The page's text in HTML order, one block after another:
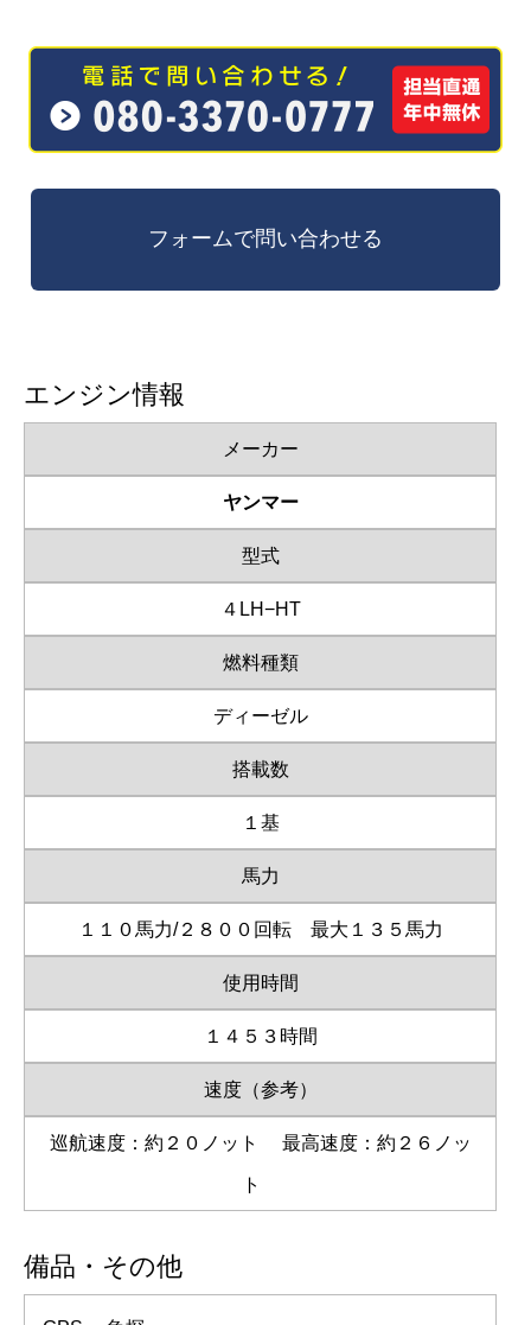
エンジン情報
メーカー
ヤンマー
型式
４LH−HT
燃料種類
ディーゼル
搭載数
１基
馬力
１１０馬力/２８００回転 最大１３５馬力
使用時間
１４５３時間
速度（参考）
巡航速度：約２０ノット 最高速度：約２６ノッ
ト
備品・その他